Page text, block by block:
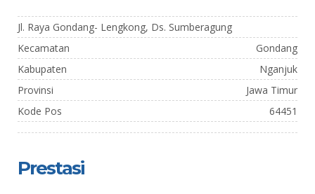
Jl. Raya Gondang- Lengkong, Ds. Sumberagung
Kecamatan
Gondang
Kabupaten
Nganjuk
Provinsi
Jawa Timur
Kode Pos
64451
Prestasi